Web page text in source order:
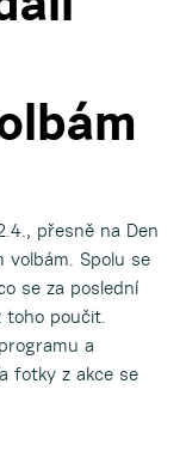
přesně na Den
volbám. Spolu se
se za poslední
toho poučit.
a
fotky z akce se